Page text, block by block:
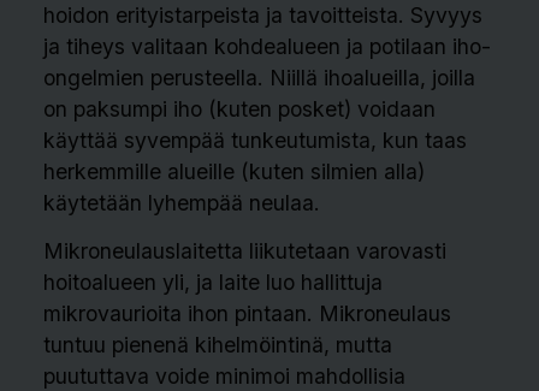
hoidon erityistarpeista ja tavoitteista. Syvyys
ja tiheys valitaan kohdealueen ja potilaan iho-
ongelmien perusteella. Niillä ihoalueilla, joilla
on paksumpi iho (kuten posket) voidaan
käyttää syvempää tunkeutumista, kun taas
herkemmille alueille (kuten silmien alla)
käytetään lyhempää neulaa.
Mikroneulauslaitetta liikutetaan varovasti
hoitoalueen yli, ja laite luo hallittuja
mikrovaurioita ihon pintaan. Mikroneulaus
tuntuu pienenä kihelmöintinä, mutta
puututtava voide minimoi mahdollisia